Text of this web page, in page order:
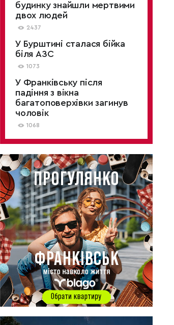
будинку знайшли мертвими
двох людей
2437
У Бурштині сталася бійка
біля АЗС
1073
У Франківську після
падіння з вікна
багатоповерхівки загинув
чоловік
1068